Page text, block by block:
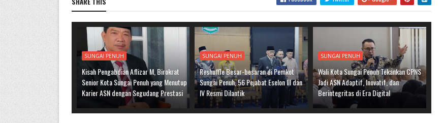
SUNGAI PENUH
Kisah Pengabdian Aflizar M, Birokrat
Senior Kota Sungai Penuh yang Menutup
Karier ASN dengan Segudang Prestasi
SUNGAI PENUH
Reshuffle Besar-besaran di Pemkot
Sungai Penuh, 56 Pejabat Eselon III dan
IV Resmi Dilantik
SUNGAI PENUH
Wali Kota Sungai Penuh Tekankan CPNS
Jadi ASN Adaptif, Inovatif, dan
Berintegritas di Era Digital